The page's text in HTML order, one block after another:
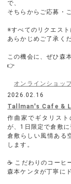
で、
そちらからご応募・
※すべてのリクエスト
あらかじめご了承く
この機会に、ぜひ森
👉
オンラインショッ
2026.02.16
Tallman's Cafe &
作曲家でギタリス
が、1日限定で倉敷に
倉敷らしい風情ある
します。
☕ こだわりのコーヒ
森本ケンタが丁寧に